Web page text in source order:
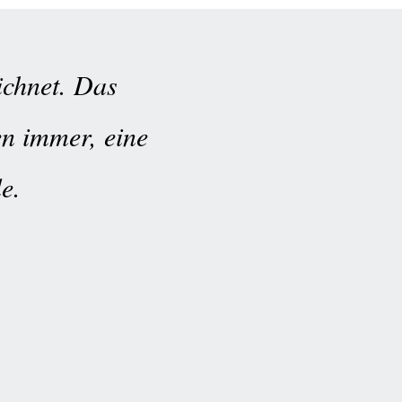
Das
immer, eine